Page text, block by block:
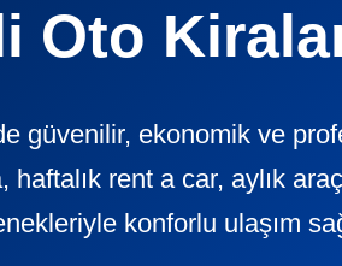
Oto
güvenilir, ekonomik ve
rent a car, aylık
konforlu ulaşım